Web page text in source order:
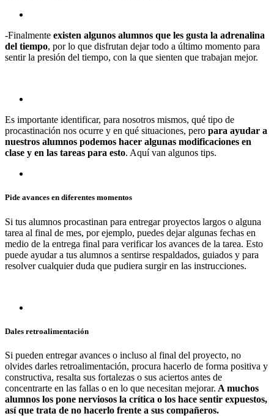
-Finalmente existen algunos alumnos que les gusta la adrenalina
del tiempo, por lo que disfrutan dejar todo a último momento para
sentir la presión del tiempo, con la que sienten que trabajan mejor.
Es importante identificar, para nosotros mismos, qué tipo de
procastinación nos ocurre y en qué situaciones, pero para ayudar a
nuestros alumnos podemos hacer algunas modificaciones en
clase y en las tareas para esto. Aquí van algunos tips.
Pide avances en diferentes momentos
Si tus alumnos procastinan para entregar proyectos largos o alguna
tarea al final de mes, por ejemplo, puedes dejar algunas fechas en
medio de la entrega final para verificar los avances de la tarea. Esto
puede ayudar a tus alumnos a sentirse respaldados, guiados y para
resolver cualquier duda que pudiera surgir en las instrucciones.
Dales retroalimentación
Si pueden entregar avances o incluso al final del proyecto, no
olvides darles retroalimentación, procura hacerlo de forma positiva y
constructiva, resalta sus fortalezas o sus aciertos antes de
concentrarte en las fallas o en lo que necesitan mejorar. A muchos
alumnos los pone nerviosos la crítica o los hace sentir expuestos,
así que trata de no hacerlo frente a sus compañeros.